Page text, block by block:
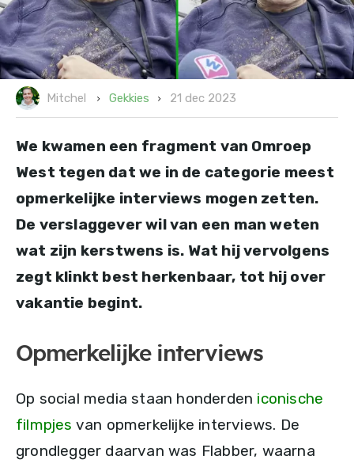
Mitchel Gekkies 21 dec 2023
We kwamen een fragment van Omroep
West tegen dat we in de categorie meest
opmerkelijke interviews mogen zetten.
De verslaggever wil van een man weten
wat zijn kerstwens is. Wat hij vervolgens
zegt klinkt best herkenbaar, tot hij over
vakantie begint.
Opmerkelijke interviews
Op social media staan honderden iconische
filmpjes van opmerkelijke interviews. De
grondlegger daarvan was Flabber, waarna